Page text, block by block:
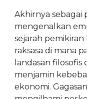
Akhirnya
mengenalkan
sejarah
raksasa di mana
landasan
menjamin
ekonomi.